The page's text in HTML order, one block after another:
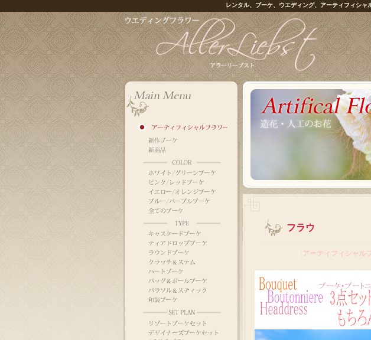
レンタル、ブーケ、ウエディング、アーティフィシ
フラウ
アーティフィシャル